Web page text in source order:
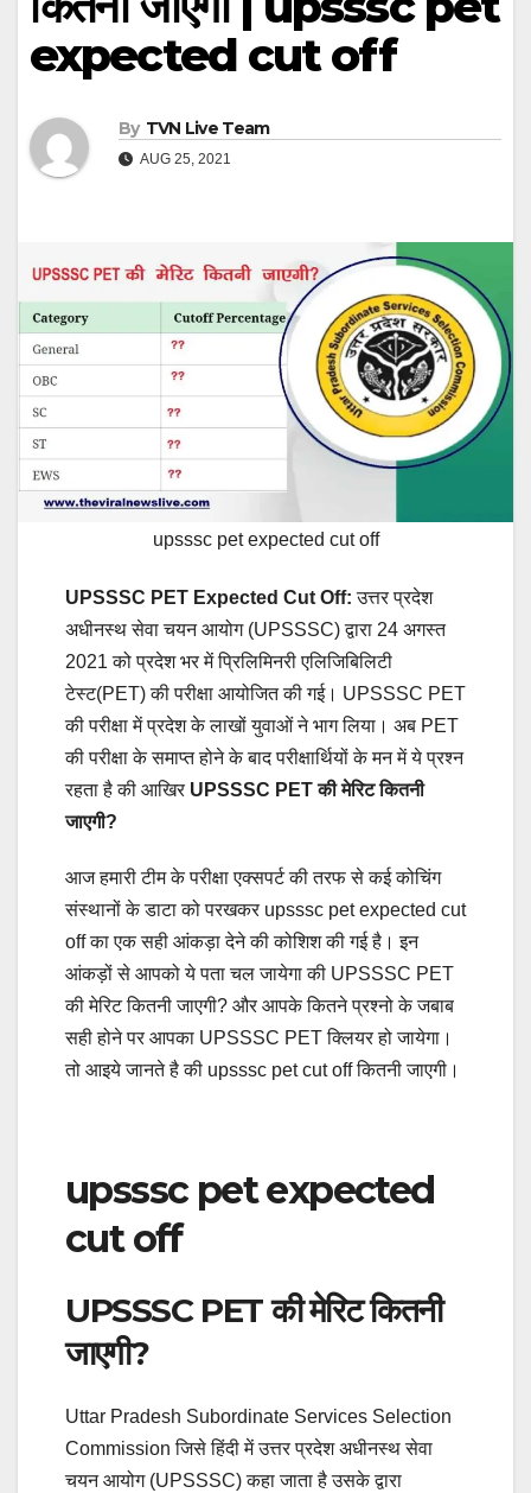
expected cut off
By TVN Live Team
AUG 25, 2021
upsssc pet expected cut off
UPSSSC PET Expected Cut Off: उत्तर प्रदेश
अधीनस्थ सेवा चयन आयोग (UPSSSC) द्वारा 24 अगस्त
2021 को प्रदेश भर में प्रिलिमिनरी एलिजिबिलिटी
टेस्ट(PET) की परीक्षा आयोजित की गई। UPSSSC PET
की परीक्षा में प्रदेश के लाखों युवाओं ने भाग लिया। अब PET
की परीक्षा के समाप्त होने के बाद परीक्षार्थियों के मन में ये प्रश्न
रहता है की आखिर UPSSSC PET की मेरिट कितनी
जाएगी?
आज हमारी टीम के परीक्षा एक्सपर्ट की तरफ से कई कोचिंग
संस्थानों के डाटा को परखकर upsssc pet expected cut
off का एक सही आंकड़ा देने की कोशिश की गई है। इन
आंकड़ों से आपको ये पता चल जायेगा की UPSSSC PET
की मेरिट कितनी जाएगी? और आपके कितने प्रश्नो के जबाब
सही होने पर आपका UPSSSC PET क्लियर हो जायेगा।
तो आइये जानते है की upsssc pet cut off कितनी जाएगी।
upsssc pet expected
cut off
UPSSSC PET की मेरिट कितनी
जाएगी?
Uttar Pradesh Subordinate Services Selection
Commission जिसे हिंदी में उत्तर प्रदेश अधीनस्थ सेवा
चयन आयोग (UPSSSC) कहा जाता है उसके द्वारा